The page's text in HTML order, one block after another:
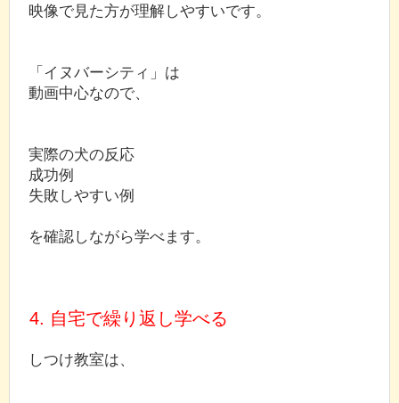
映像で見た方が理解しやすいです。
「イヌバーシティ」は
動画中心なので、
実際の犬の反応
成功例
失敗しやすい例
を確認しながら学べます。
4. 自宅で繰り返し学べる
しつけ教室は、